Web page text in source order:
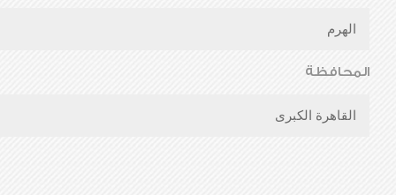
الهرم
المحافظة
القاهرة الكبرى